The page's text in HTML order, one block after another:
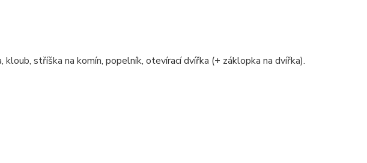
stříška na komín, popelník, otevírací dvířka (+ záklopka na dvířka).